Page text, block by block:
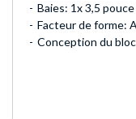
Baies: 1x 3,5
Facteur de forme:
Conception du